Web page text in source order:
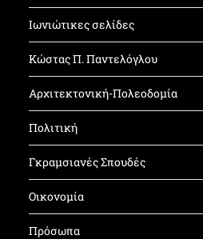
Ιωνιώτικες σελίδες
Κώστας Π. Παντελόγλου
Αρχιτεκτονική-Πολεοδομία
Πολιτική
Γκραμσιανές Σπουδές
Οικονομία
Πρόσωπα